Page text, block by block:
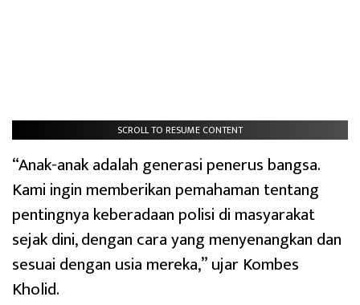
SCROLL TO RESUME CONTENT
“Anak-anak adalah generasi penerus bangsa.
Kami ingin memberikan pemahaman tentang
pentingnya keberadaan polisi di masyarakat
sejak dini, dengan cara yang menyenangkan dan
sesuai dengan usia mereka,” ujar Kombes
Kholid.